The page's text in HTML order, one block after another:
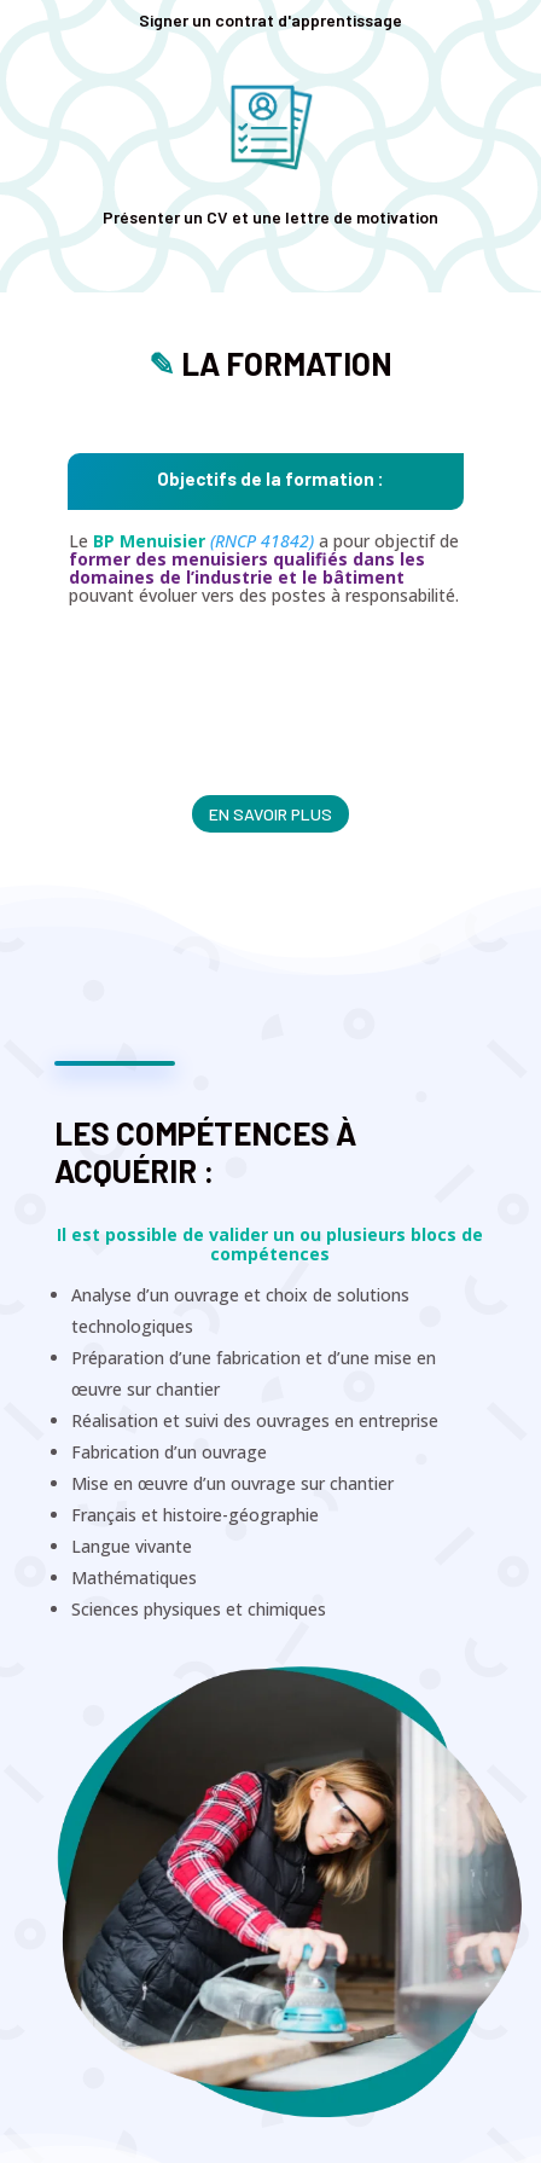
Signer un contrat d'apprentissage
Présenter un CV et une lettre de motivation
✎ LA FORMATION
Objectifs de la formation :
Le BP Menuisier (RNCP 41842)a pour objectif de
former des menuisiers qualifiés dans les
domaines de l’industrie et le bâtiment
pouvant évoluer vers des postes à responsabilité.
EN SAVOIR PLUS
LES COMPÉTENCES À
ACQUÉRIR :
Il est possible de valider un ou plusieurs blocs de
compétences
Analyse d’un ouvrage et choix de solutions
technologiques
Préparation d’une fabrication et d’une mise en
œuvre sur chantier
Réalisation et suivi des ouvrages en entreprise
Fabrication d’un ouvrage
Mise en œuvre d’un ouvrage sur chantier
Français et histoire-géographie
Langue vivante
Mathématiques
Sciences physiques et chimiques